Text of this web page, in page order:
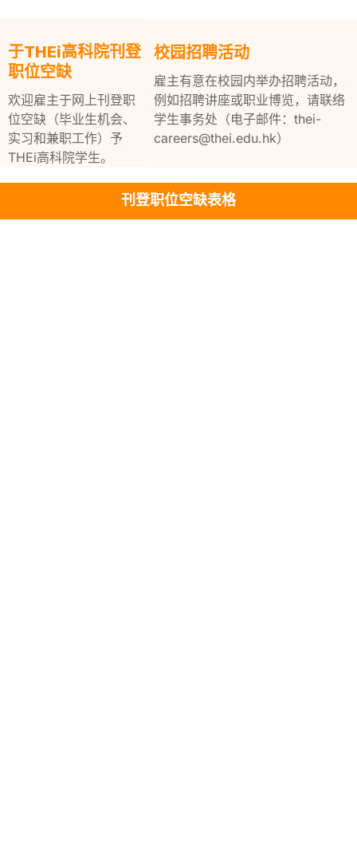
于THEi高科院刊登
职位空缺
欢迎雇主于网上刊登职
位空缺（毕业生机会、
实习和兼职工作）予
THEi高科院学生。
校园招聘活动
雇主有意在校园内举办招聘活动，
例如招聘讲座或职业博览，请联络
学生事务处​​（电子邮件：thei-
careers@thei.edu.hk）
刊登职位空缺表格